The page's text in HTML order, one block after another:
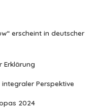
erscheint in deutscher
Erklärung
Perspektive
2024